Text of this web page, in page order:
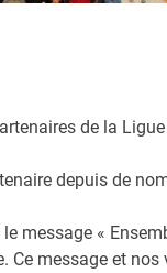
de la
depuis de
message «
message et